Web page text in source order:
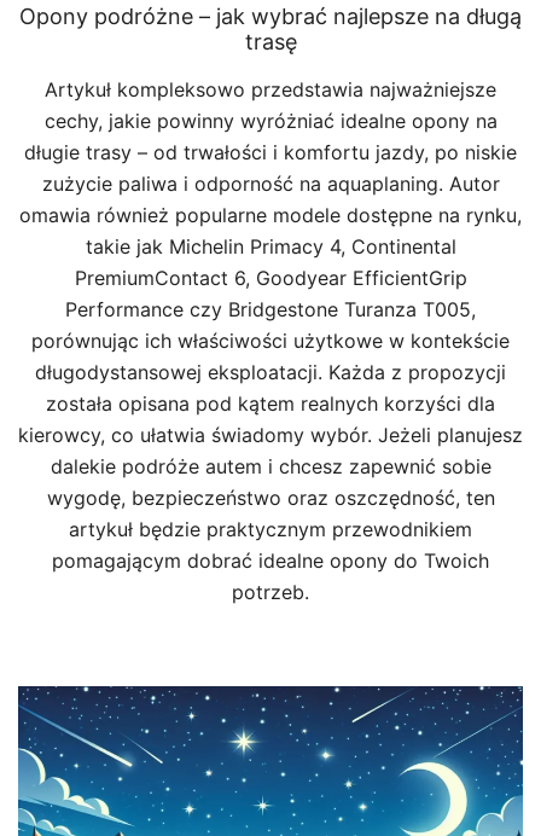
Opony podróżne – jak wybrać najlepsze na długą
trasę
Artykuł kompleksowo przedstawia najważniejsze
cechy, jakie powinny wyróżniać idealne opony na
długie trasy – od trwałości i komfortu jazdy, po niskie
zużycie paliwa i odporność na aquaplaning. Autor
omawia również popularne modele dostępne na rynku,
takie jak Michelin Primacy 4, Continental
PremiumContact 6, Goodyear EfficientGrip
Performance czy Bridgestone Turanza T005,
porównując ich właściwości użytkowe w kontekście
długodystansowej eksploatacji. Każda z propozycji
została opisana pod kątem realnych korzyści dla
kierowcy, co ułatwia świadomy wybór. Jeżeli planujesz
dalekie podróże autem i chcesz zapewnić sobie
wygodę, bezpieczeństwo oraz oszczędność, ten
artykuł będzie praktycznym przewodnikiem
pomagającym dobrać idealne opony do Twoich
potrzeb.